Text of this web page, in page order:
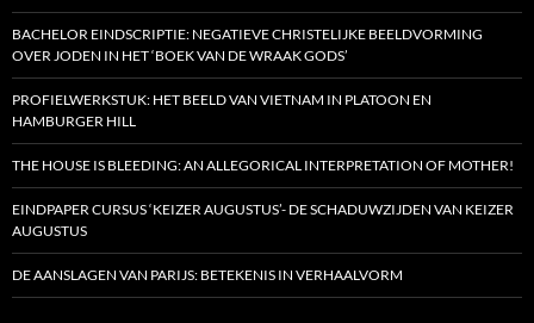
BACHELOR EINDSCRIPTIE: NEGATIEVE CHRISTELIJKE BEELDVORMING
OVER JODEN IN HET ‘BOEK VAN DE WRAAK GODS’
PROFIELWERKSTUK: HET BEELD VAN VIETNAM IN PLATOON EN
HAMBURGER HILL
THE HOUSE IS BLEEDING: AN ALLEGORICAL INTERPRETATION OF MOTHER!
EINDPAPER CURSUS ‘KEIZER AUGUSTUS’- DE SCHADUWZIJDEN VAN KEIZER
AUGUSTUS
DE AANSLAGEN VAN PARIJS: BETEKENIS IN VERHAALVORM